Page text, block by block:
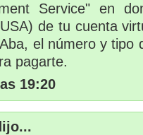
Service" en
de tu cuenta
el número y tipo
pagarte.
19:20